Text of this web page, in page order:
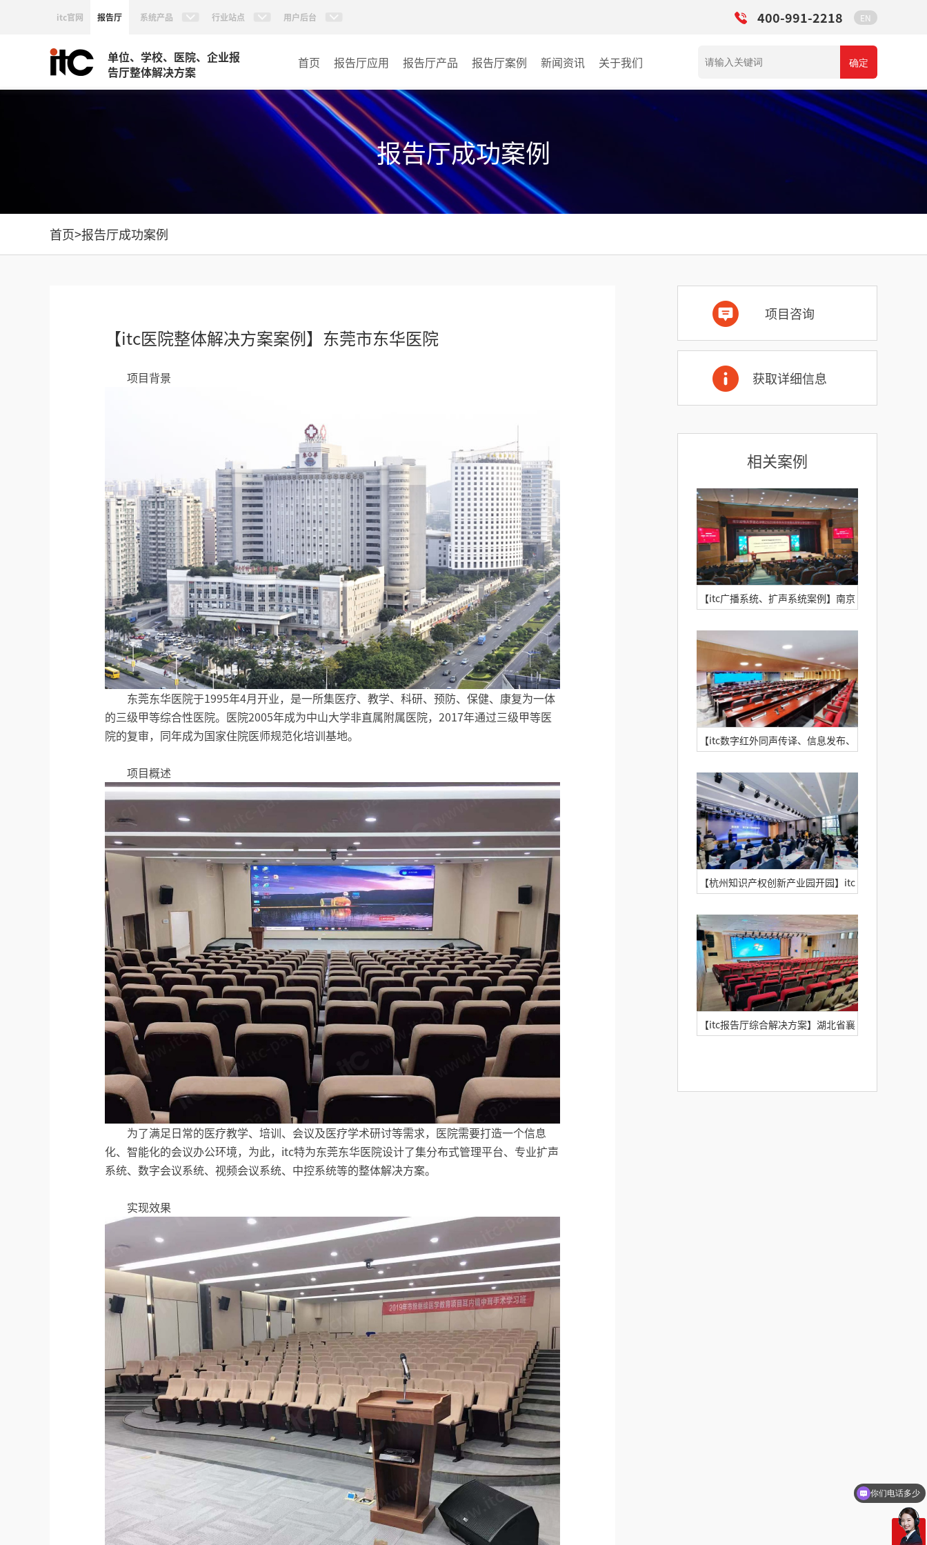
itc官网 报告厅 系统产品 行业站点 用户后台 400-991-2218 EN
单位、学校、医院、企业报
告厅整体解决方案
首页 报告厅应用 报告厅产品
AI智慧视频会议系统
AI智慧会议平板
视频会议配件
AI智慧会议平板itchub
轻松悦唱KT系列
wifi无线会议系列
AI全数字会议系统
数字化会议设备
同声传译系列
AI智慧无纸化会议系统
AI智慧演易通软件
AI智慧语音转写系统
AI智慧录播系统
智慧党建系列
讯笛会议系列
小间距LED显示屏
报告厅案例
文体场馆
教育
医疗
新闻资讯 关于我们 确定
报告厅成功案例
首页>报告厅成功案例
【itc医院整体解决方案案例】东莞市东华医院
项目背景
东莞东华医院于1995年4月开业，是一所集医疗、教学、科研、预防、保健、康复为一体
的三级甲等综合性医院。医院2005年成为中山大学非直属附属医院，2017年通过三级甲等医
院的复审，同年成为国家住院医师规范化培训基地。
项目概述
为了满足日常的医疗教学、培训、会议及医疗学术研讨等需求，医院需要打造一个信息
化、智能化的会议办公环境，为此，itc特为东莞东华医院设计了集分布式管理平台、专业扩声
系统、数字会议系统、视频会议系统、中控系统等的整体解决方案。
实现效果
项目咨询
获取详细信息
相关案例
【itc广播系统、扩声系统案例】南京
【itc数字红外同声传译、信息发布、
保财险某分中心
【杭州知识产权创新产业园开园】itc
动周圆满举行！
【itc报告厅综合解决方案】湖北省襄
需要产品报价